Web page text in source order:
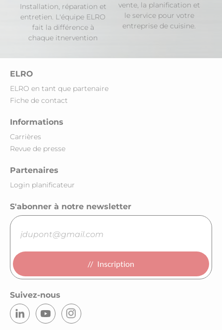
Installation, réparation et
entretien. L'équipe ELRO
fait la différence à
chaque itnervention
vente, la planification et
le service pour votre
entreprise de cuisine.
ELRO
ELRO en tant que partenaire
Fiche de contact
Informations
Carrières
Revue de presse
Partenaires
Login planificateur
S'abonner à notre newsletter
Inscription
Suivez-nous